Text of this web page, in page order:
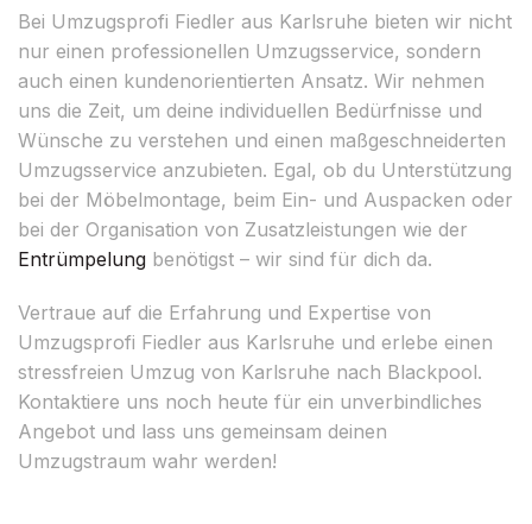
Bei Umzugsprofi Fiedler aus Karlsruhe bieten wir nicht
nur einen professionellen Umzugsservice, sondern
auch einen kundenorientierten Ansatz. Wir nehmen
uns die Zeit, um deine individuellen Bedürfnisse und
Wünsche zu verstehen und einen maßgeschneiderten
Umzugsservice anzubieten. Egal, ob du Unterstützung
bei der Möbelmontage, beim Ein- und Auspacken oder
bei der Organisation von Zusatzleistungen wie der
Entrümpelung benötigst – wir sind für dich da.
Vertraue auf die Erfahrung und Expertise von
Umzugsprofi Fiedler aus Karlsruhe und erlebe einen
stressfreien Umzug von Karlsruhe nach Blackpool.
Kontaktiere uns noch heute für ein unverbindliches
Angebot und lass uns gemeinsam deinen
Umzugstraum wahr werden!